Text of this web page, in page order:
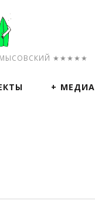
МЫСОВСКИЙ ★★★★★
МЕДИА